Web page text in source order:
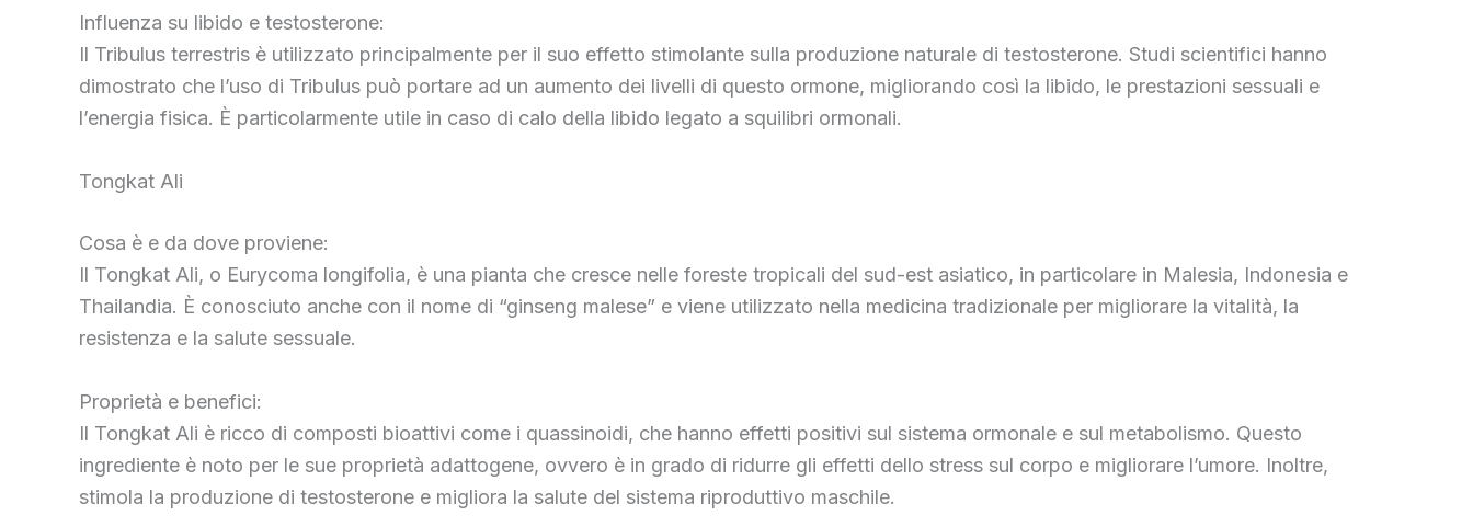
Influenza su libido e testosterone:
Il Tribulus terrestris è utilizzato principalmente per il suo effetto stimolante sulla produzione naturale di testosterone. Studi scientifici hanno
dimostrato che l’uso di Tribulus può portare ad un aumento dei livelli di questo ormone, migliorando così la libido, le prestazioni sessuali e
l’energia fisica. È particolarmente utile in caso di calo della libido legato a squilibri ormonali.
Tongkat Ali
Cosa è e da dove proviene:
Il Tongkat Ali, o Eurycoma longifolia, è una pianta che cresce nelle foreste tropicali del sud-est asiatico, in particolare in Malesia, Indonesia e
Thailandia. È conosciuto anche con il nome di “ginseng malese” e viene utilizzato nella medicina tradizionale per migliorare la vitalità, la
resistenza e la salute sessuale.
Proprietà e benefici:
Il Tongkat Ali è ricco di composti bioattivi come i quassinoidi, che hanno effetti positivi sul sistema ormonale e sul metabolismo. Questo
ingrediente è noto per le sue proprietà adattogene, ovvero è in grado di ridurre gli effetti dello stress sul corpo e migliorare l’umore. Inoltre,
stimola la produzione di testosterone e migliora la salute del sistema riproduttivo maschile.